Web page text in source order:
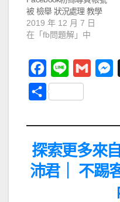
被 檢舉 狀況處理 教學
2019 年 12 月 7 日
在「fb問題解」中
a
c
o
o
i
n
n
g
分
探索更多來
沛君｜ 不踢